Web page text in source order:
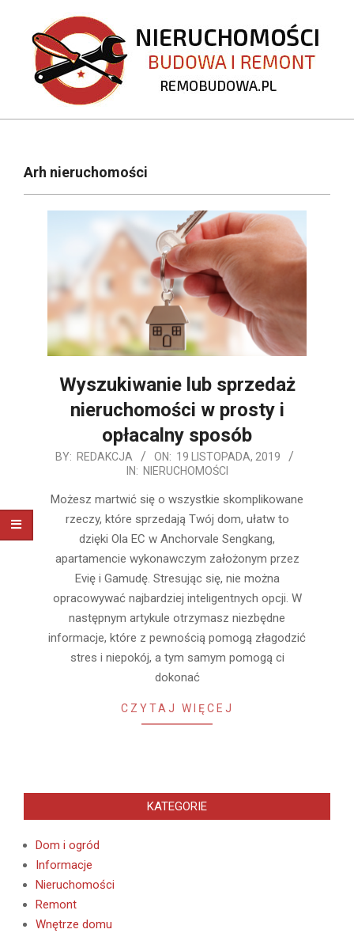
content
REMOBUDOWA.PL
NavigationArh nieruchomości
Wyszukiwanie lub sprzedaż
nieruchomości w prosty i
opłacalny sposób
2019-
19
BY: REDAKCJA ON: 19 LISTOPADA, 2019
IN: NIERUCHOMOŚCI
Możesz martwić się o wszystkie skomplikowane
rzeczy, które sprzedają Twój dom, ułatw to
dzięki Ola EC w Anchorvale Sengkang,
apartamencie wykonawczym założonym przez
Evię i Gamudę. Stresując się, nie można
opracowywać najbardziej inteligentnych opcji. W
następnym artykule otrzymasz niezbędne
informacje, które z pewnością pomogą złagodzić
stres i niepokój, a tym samym pomogą ci
dokonać
CZYTAJ WIĘCEJ
KATEGORIE
Dom i ogród
Informacje
Nieruchomości
Remont
Wnętrze domu